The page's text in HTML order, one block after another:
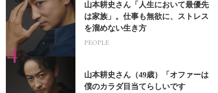
山本耕史さん「人生において最優先
は家族」。仕事も無欲に、ストレス
を溜めない生き方
PEOPLE
山本耕史さん（49歳）「オファーは
僕のカラダ目当てらしいです